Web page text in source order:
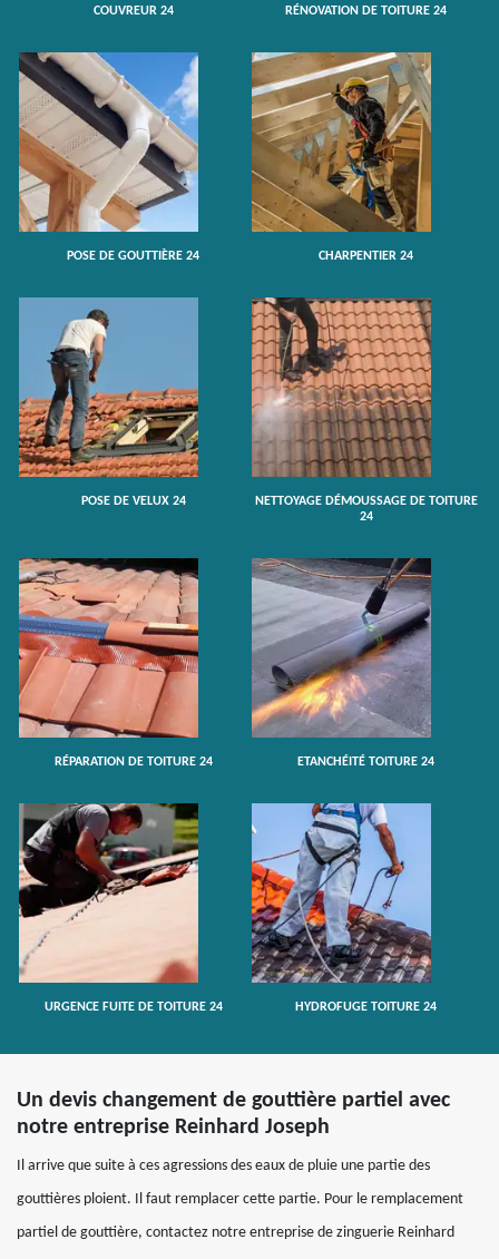
COUVREUR 24 RÉNOVATION DE TOITURE 24
POSE DE GOUTTIÈRE 24 CHARPENTIER 24
POSE DE VELUX 24
NETTOYAGE DÉMOUSSAGE DE TOITURE
24
RÉPARATION DE TOITURE 24 ETANCHÉITÉ TOITURE 24
URGENCE FUITE DE TOITURE 24 HYDROFUGE TOITURE 24
Un devis changement de gouttière partiel avec
notre entreprise Reinhard Joseph
Il arrive que suite à ces agressions des eaux de pluie une partie des
gouttières ploient. Il faut remplacer cette partie. Pour le remplacement
partiel de gouttière, contactez notre entreprise de zinguerie Reinhard